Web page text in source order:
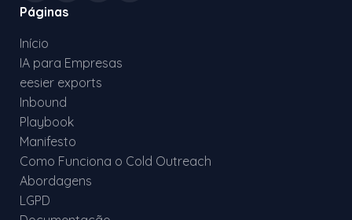
Páginas
Início
IA para Empresas
eesier exports
Inbound
Playbook
Manifesto
Como Funciona o Cold Outreach
Abordagens
LGPD